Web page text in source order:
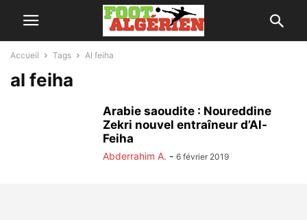
Accueil Tags Al feiha
al feiha
Arabie saoudite : Noureddine
Zekri nouvel entraîneur d’Al-
Feiha
Abderrahim A. - 6 février 2019